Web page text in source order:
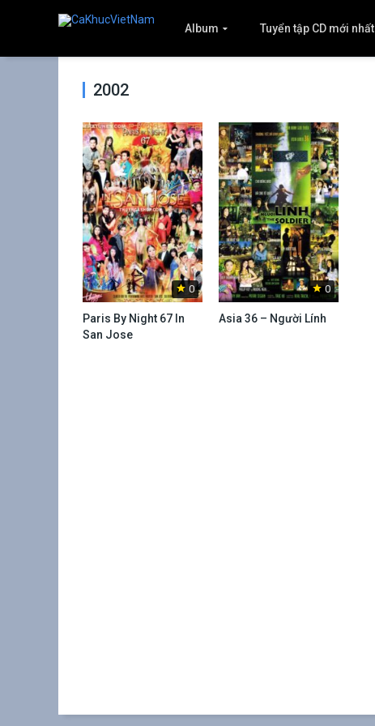
Album Tuyển tập CD mới nhất
2002
0
Paris By Night 67 In
San Jose
0
Asia 36 – Người Lính